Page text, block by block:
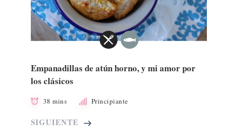
Empanadillas de atún horno, y mi amor por
los clásicos
38 mins Principiante
SIGUIENTE